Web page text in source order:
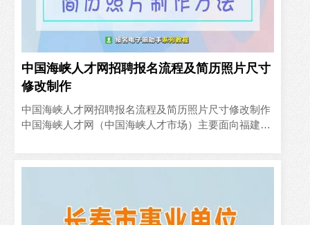
中国海峡人才网招聘报名流程及简历照片尺寸
修改制作
中国海峡人才网招聘报名流程及简历照片尺寸修改制作
中国海峡人才网（中国海峡人才市场）主要面向福建省